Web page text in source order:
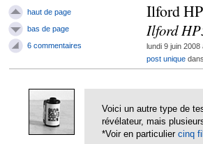
haut de page
bas de page
6 commentaires
Ilford
Ilford
lundi 9 juin 2008
post unique dans
Voici un autre type de
révélateur, mais
*Voir en particulier cinq